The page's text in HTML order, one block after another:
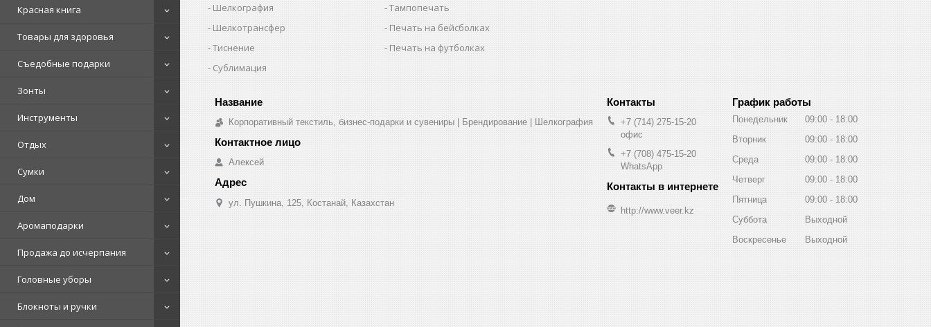
Красная книга
Товары для здоровья
Съедобные подарки
Зонты
Инструменты
Отдых
Сумки
Дом
Аромаподарки
Продажа до исчерпания
Головные уборы
Блокноты и ручки
Шелкография
Шелкотрансфер
Тиснение
Сублимация
Тампопечать
Печать на бейсболках
Печать на футболках
Корпоративный текстиль, бизнес-подарки и сувениры | Брендирование | Шелкография
Алексей
ул. Пушкина, 125, Костанай, Казахстан
+7 (714) 275-15-20
офис
+7 (708) 475-15-20
WhatsApp
http://www.veer.kz
График работы
Понедельник 09:00
18:00
Вторник
09:00
18:00
Среда
09:00
18:00
Четверг
09:00
18:00
Пятница
09:00
18:00
Суббота
Выходной
Воскресенье
Выходной